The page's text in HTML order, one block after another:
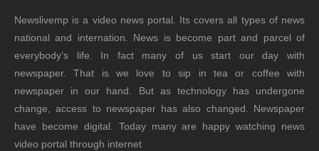
Newslivemp is a video news portal. Its covers all types of news
national and internation. News is become part and parcel of
everybody’s life. In fact many of us start our day with
newspaper. That is we love to sip in tea or coffee with
newspaper in our hand. But as technology has undergone
change, access to newspaper has also changed. Newspaper
have become digital. Today many are happy watching news
video portal through internet